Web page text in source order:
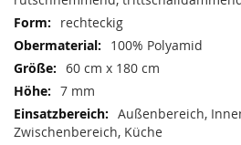
rechteckig
100% Polyamid
60 cm x 180 cm
7 mm
Außenbereich,
Zwischenbereich, Küche